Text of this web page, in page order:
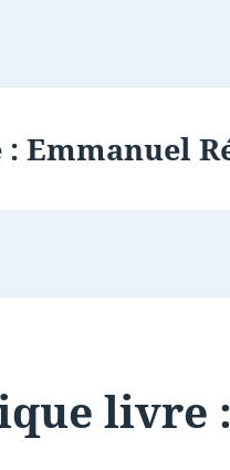
:Emmanuel
livre